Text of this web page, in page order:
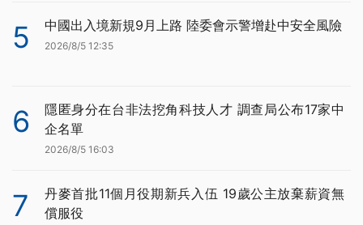
5 中國出入境新規9月上路 陸委會示警增赴中安全風險
2026/8/5 12:35
6
隱匿身分在台非法挖角科技人才 調查局公布17家中
企名單
2026/8/5 16:03
7
丹麥首批11個月役期新兵入伍 19歲公主放棄薪資無
償服役